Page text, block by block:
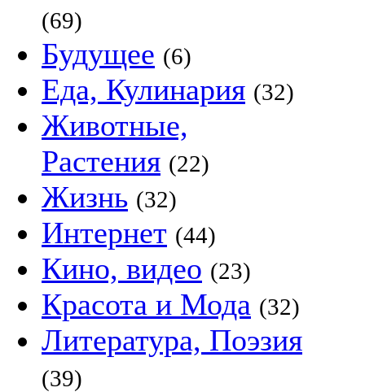
(69)
Будущее (6)
Еда, Кулинария (32)
Животные,
Растения (22)
Жизнь (32)
Интернет (44)
Кино, видео (23)
Красота и Мода (32)
Литература, Поэзия
(39)